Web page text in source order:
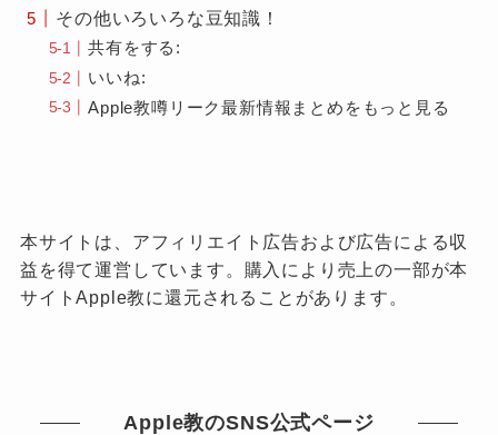
その他いろいろな豆知識！
共有をする:
いいね:
Apple教噂リーク最新情報まとめをもっと見る
本サイトは、アフィリエイト広告および広告による収
益を得て運営しています。購入により売上の一部が本
サイトApple教に還元されることがあります。
Apple教のSNS公式ページ